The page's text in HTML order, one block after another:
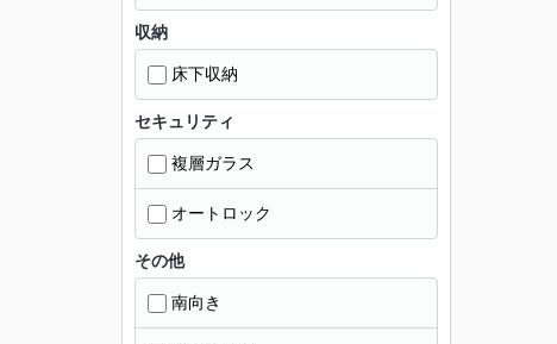
収納
床下収納
セキュリティ
複層ガラス
オートロック
その他
南向き